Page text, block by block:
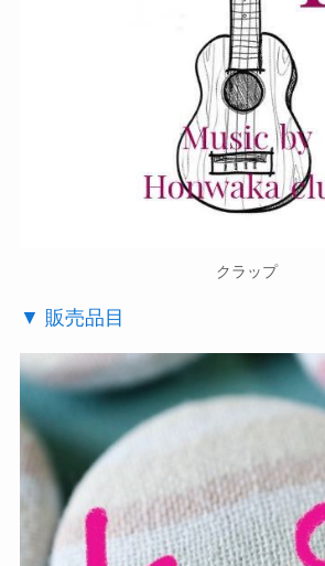
クラップ
▼ 販売品目